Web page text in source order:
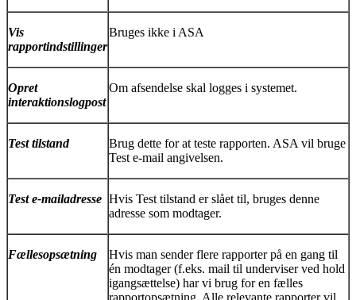
Vis
rapportindstillinger
Bruges ikke i ASA
Opret
interaktionslogpost
Om afsendelse skal logges i systemet.
Test tilstand
Brug dette for at teste rapporten. ASA vil bruge
Test e-mail angivelsen.
Test e-mailadresse Hvis Test tilstand er slået til, bruges denne
adresse som modtager.
Fællesopsætning
Hvis man sender flere rapporter på en gang til
én modtager (f.eks. mail til underviser ved hold
igangsættelse) har vi brug for en fælles
rapportopsætning. Alle relevante rapporter vil